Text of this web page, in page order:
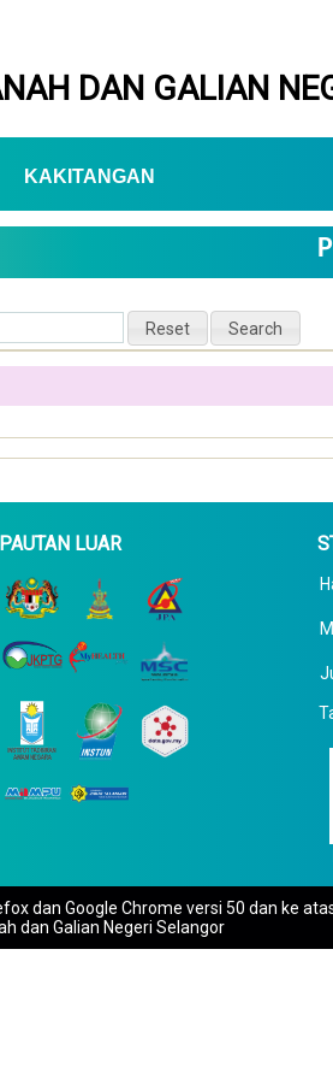
DAN GALIAN
KAKITANGAN
PAUTAN LUAR
dan Google Chrome versi 50 dan ke
dan Galian Negeri Selangor